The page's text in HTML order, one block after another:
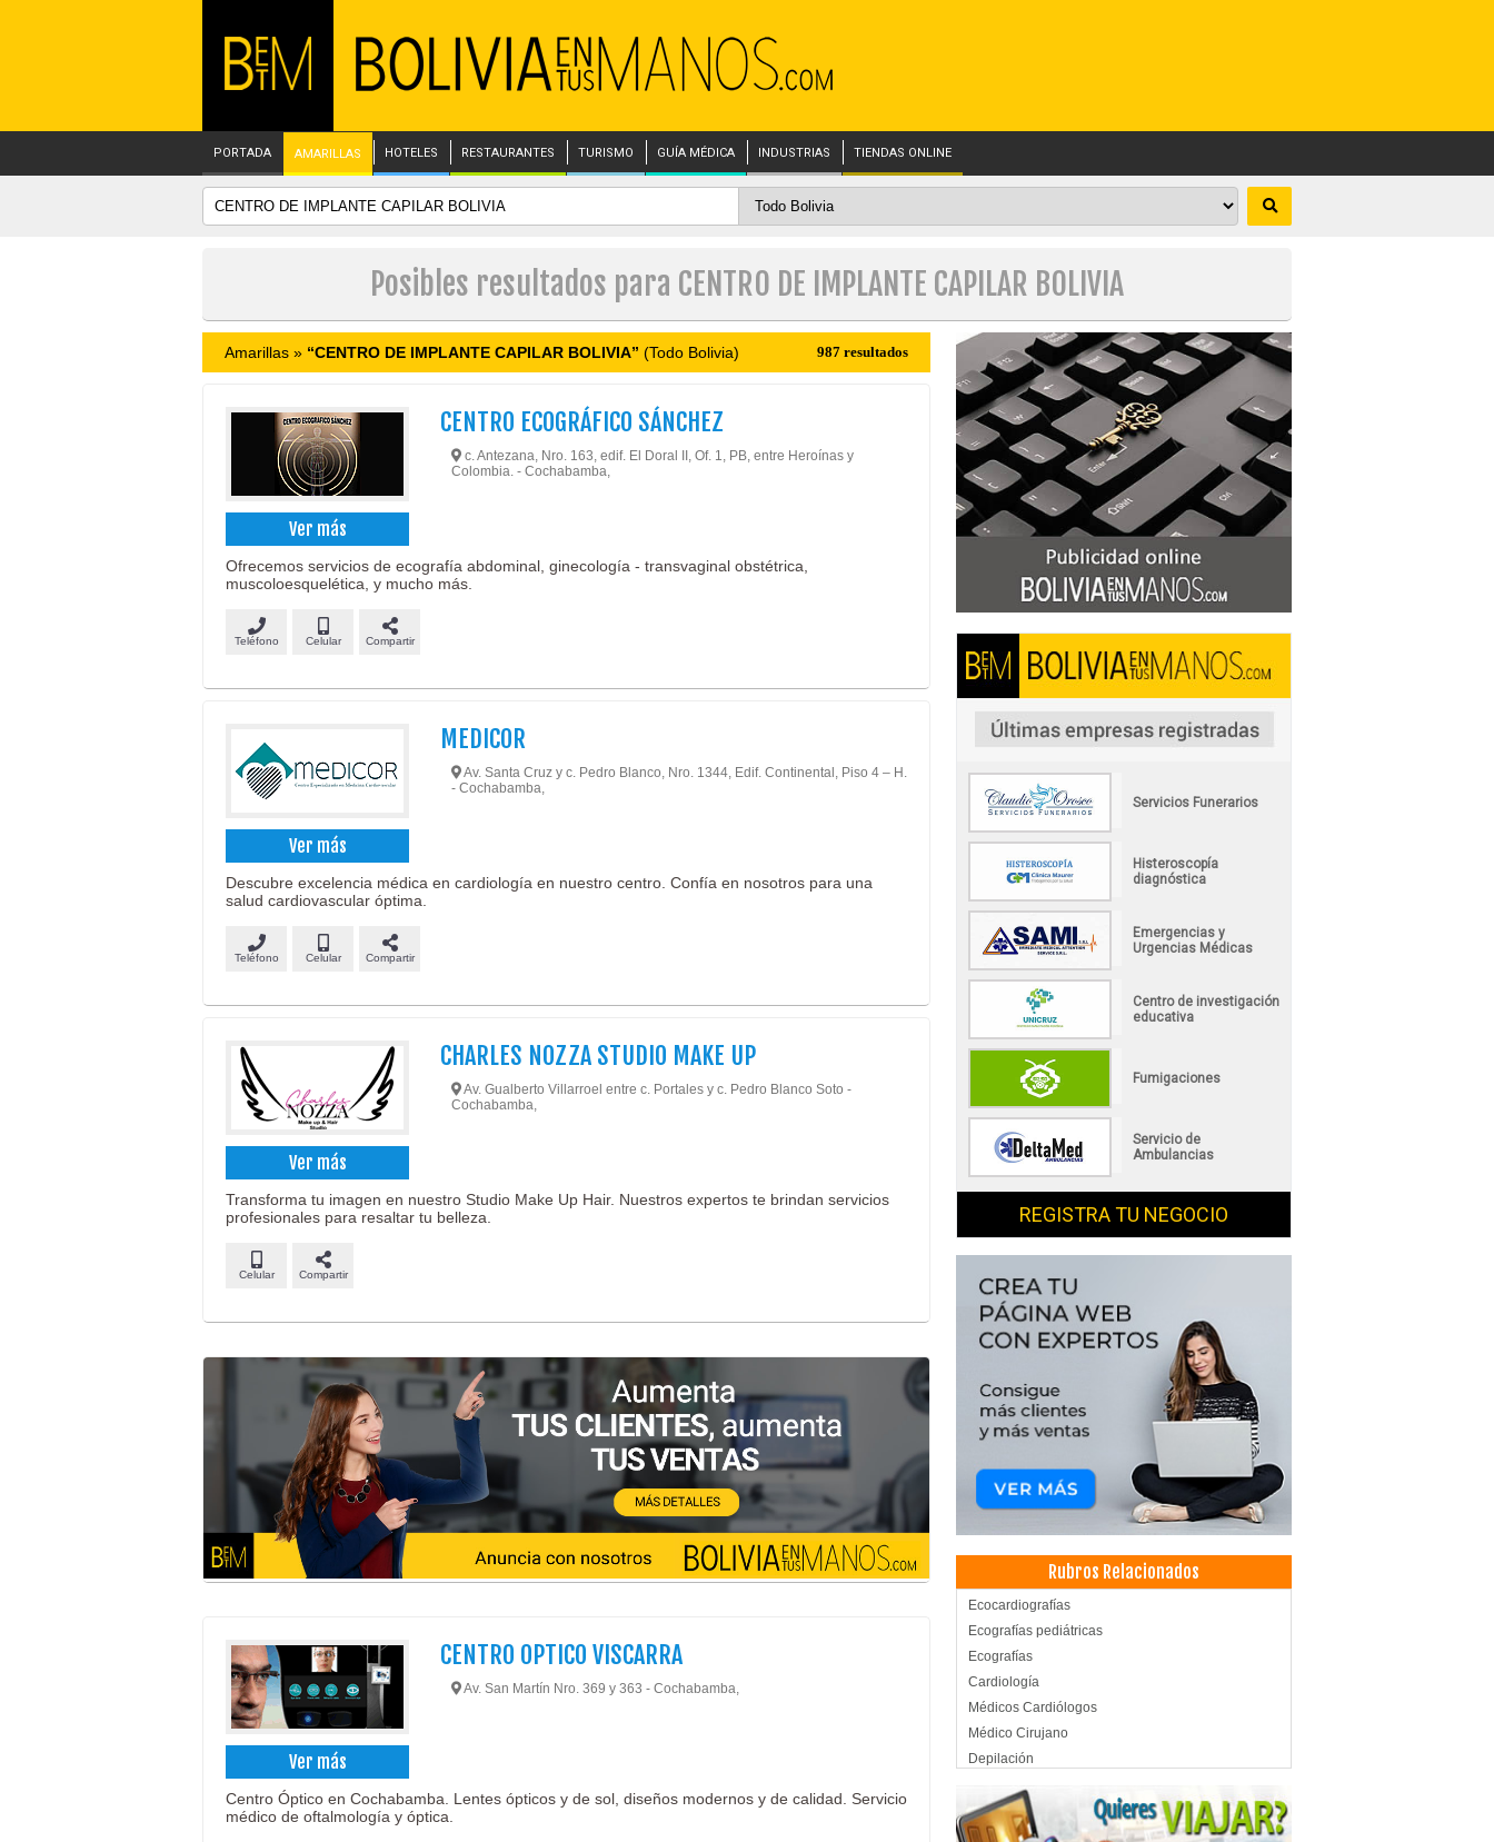
PORTADA AMARILLAS HOTELES RESTAURANTES TURISMO GUÍA MÉDICA INDUSTRIAS TIENDAS ONLINE
Posibles resultados para CENTRO DE IMPLANTE CAPILAR BOLIVIA
Amarillas » “CENTRO DE IMPLANTE CAPILAR BOLIVIA” (Todo Bolivia) 987 resultados
Ver más
CENTRO ECOGRÁFICO SÁNCHEZ
c. Antezana, Nro. 163, edif. El Doral II, Of. 1, PB, entre Heroínas y
Colombia. - Cochabamba,
Ofrecemos servicios de ecografía abdominal, ginecología - transvaginal obstétrica,
muscoloesquelética, y mucho más.
Teléfono Celular Compartir
Ver más
MEDICOR
Av. Santa Cruz y c. Pedro Blanco, Nro. 1344, Edif. Continental, Piso 4 – H.
- Cochabamba,
Descubre excelencia médica en cardiología en nuestro centro. Confía en nosotros para una
salud cardiovascular óptima.
Teléfono Celular Compartir
Ver más
CHARLES NOZZA STUDIO MAKE UP
Av. Gualberto Villarroel entre c. Portales y c. Pedro Blanco Soto -
Cochabamba,
Transforma tu imagen en nuestro Studio Make Up Hair. Nuestros expertos te brindan servicios
profesionales para resaltar tu belleza.
Celular Compartir
Ver más
CENTRO OPTICO VISCARRA
Av. San Martín Nro. 369 y 363 - Cochabamba,
Centro Óptico en Cochabamba. Lentes ópticos y de sol, diseños modernos y de calidad. Servicio
médico de oftalmología y óptica.
Servicios Funerarios
Histeroscopía
diagnóstica
Emergencias y
Urgencias Médicas
Centro de investigación
educativa
Fumigaciones
Servicio de
Ambulancias
REGISTRA TU NEGOCIO
Rubros Relacionados
Ecocardiografías
Ecografías pediátricas
Ecografías
Cardiología
Médicos Cardiólogos
Médico Cirujano
Depilación
Maquillaje de novias
Maquillaje Profesional